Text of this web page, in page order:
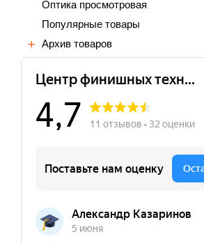
Оптика просмотровая
Популярные товары
Архив товаров